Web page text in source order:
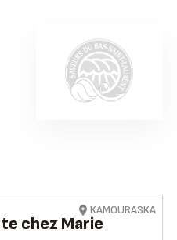
chez Marie
KAMOURASKA